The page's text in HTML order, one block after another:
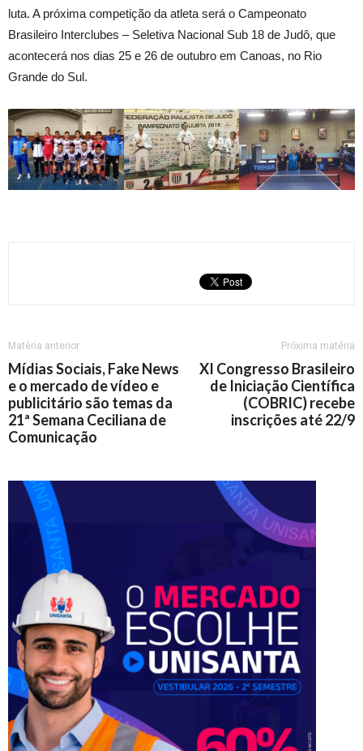
luta. A próxima competição da atleta será o Campeonato
Brasileiro Interclubes – Seletiva Nacional Sub 18 de Judô, que
acontecerá nos dias 25 e 26 de outubro em Canoas, no Rio
Grande do Sul.
Matéria anterior
Mídias Sociais, Fake News
e o mercado de vídeo e
publicitário são temas da
21ª Semana Ceciliana de
Comunicação
Próxima matéria
XI Congresso Brasileiro
de Iniciação Científica
(COBRIC) recebe
inscrições até 22/9